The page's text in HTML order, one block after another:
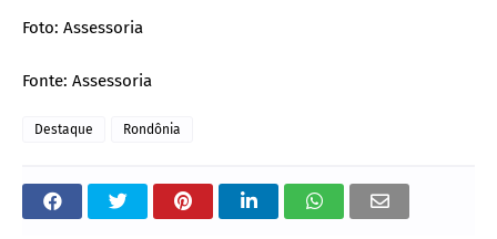
Foto: Assessoria
Fonte: Assessoria
Destaque Rondônia